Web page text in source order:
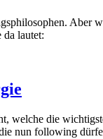
Aber
die da lautet:
welche die
nun following